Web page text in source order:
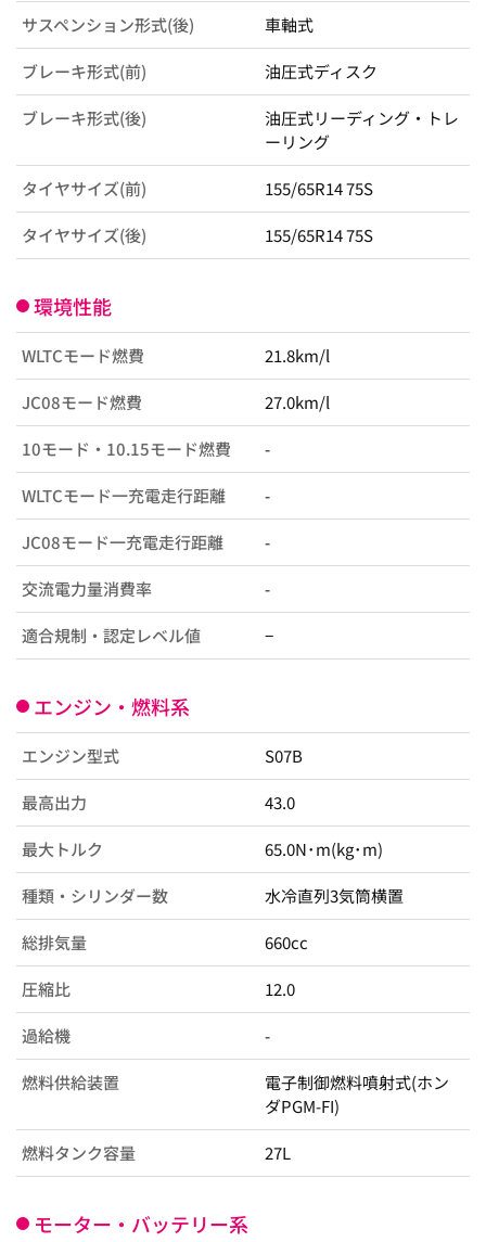
サスペンション形式(後) 車軸式
ブレーキ形式(前) 油圧式ディスク
ブレーキ形式(後)
油圧式リーディング・トレ
ーリング
タイヤサイズ(前) 155/65R14 75S
タイヤサイズ(後) 155/65R14 75S
環境性能
WLTCモード燃費 21.8km/l
JC08モード燃費 27.0km/l
10モード・10.15モード燃費 -
WLTCモード一充電走行距離 -
JC08モード一充電走行距離 -
交流電力量消費率 -
適合規制・認定レベル値 −
エンジン・燃料系
エンジン型式 S07B
最高出力 43.0
最大トルク 65.0N･m(kg･m)
種類・シリンダー数 水冷直列3気筒横置
総排気量 660cc
圧縮比 12.0
過給機 -
燃料供給装置
電子制御燃料噴射式(ホン
ダPGM-FI)
燃料タンク容量 27L
モーター・バッテリー系